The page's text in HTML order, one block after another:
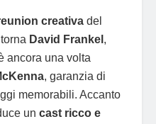
creativa del
David Frankel ,
ancora una volta
, garanzia di
memorabili. Accanto
un cast ricco e